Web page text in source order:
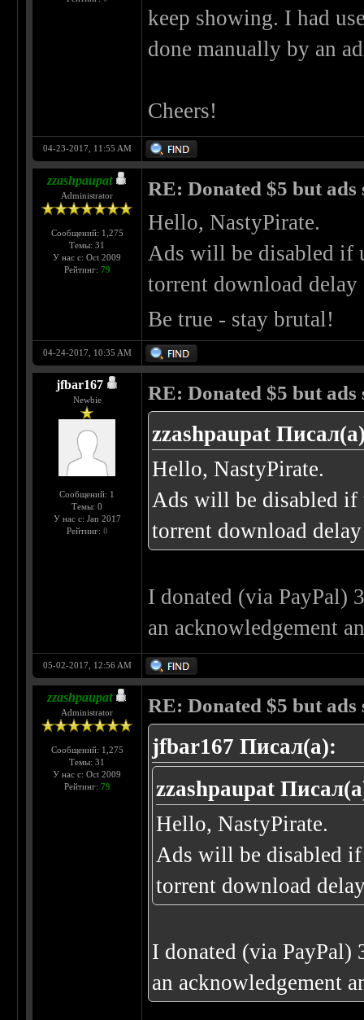
keep showing. I had
done manually by an
Cheers!
04-23-2017, 11:55 AM
zzashpaupat
Administrator
Сообщений: 1,275
Темы: 31
У нас с: Oct 2009
Рейтинг: 79
RE: Donated $5 but
Hello, NastyPirate.
Ads will be disabled if
torrent download delay
Be true - stay brutal!
04-24-2017, 10:35 AM
jfbar167
Newbie
Сообщений: 1
Темы: 0
У нас с: Jan 2017
Рейтинг: 0
RE: Donated $5 but
zzashpaupat
Hello, NastyPirate.
Ads will be disabled if
torrent download
I donated (via
an acknowledgement
05-02-2017, 12:56 AM
zzashpaupat
Administrator
Сообщений: 1,275
Темы: 31
У нас с: Oct 2009
Рейтинг: 79
RE: Donated $5 but
jfbar167 Писал(а):
zzashpaupat
Hello, NastyPirate.
Ads will be disabled
torrent download
I donated (via
an acknowledgement